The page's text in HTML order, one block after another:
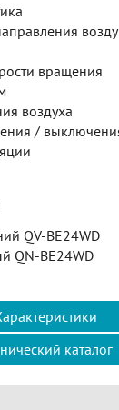
вращения
воздуха
/
QV-BE24WD
QN-BE24WD
каталог